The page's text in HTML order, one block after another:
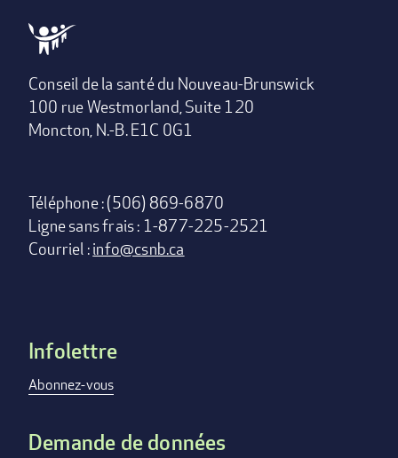
Conseil de la santé du Nouveau-Brunswick
100 rue Westmorland, Suite 120
Moncton, N.-B. E1C 0G1
Téléphone : (506) 869-6870
Ligne sans frais : 1-877-225-2521
Courriel :info@csnb.ca
Footer
menu
Infolettre
Abonnez-vous
Demande de données